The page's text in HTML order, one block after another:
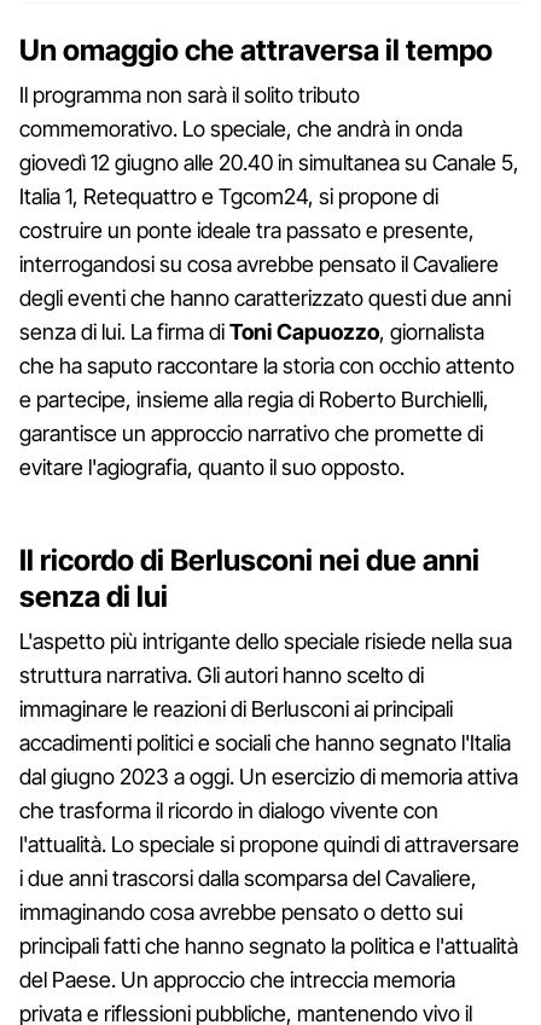
Un omaggio che attraversa il tempo
Il programma non sarà il solito tributo
commemorativo. Lo speciale, che andrà in onda
giovedì 12 giugno alle 20.40 in simultanea su Canale 5,
Italia 1, Retequattro e Tgcom24, si propone di
costruire un ponte ideale tra passato e presente,
interrogandosi su cosa avrebbe pensato il Cavaliere
degli eventi che hanno caratterizzato questi due anni
senza di lui. La firma diToniCapuozzo, giornalista
che ha saputo raccontare la storia con occhio attento
e partecipe, insieme alla regia di Roberto Burchielli,
garantisce un approccio narrativo che promette di
evitare l'agiografia, quanto il suo opposto.
Il ricordo di Berlusconi nei due anni
senza di lui
L'aspetto più intrigante dello speciale risiede nella sua
struttura narrativa. Gli autori hanno scelto di
immaginare le reazioni di Berlusconi ai principali
accadimenti politici e sociali che hanno segnato l'Italia
dal giugno 2023 a oggi. Un esercizio di memoria attiva
che trasforma il ricordo in dialogo vivente con
l'attualità. Lo speciale si propone quindi di attraversare
i due anni trascorsi dalla scomparsa del Cavaliere,
immaginando cosa avrebbe pensato o detto sui
principali fatti che hanno segnato la politica e l'attualità
del Paese. Un approccio che intreccia memoria
privata e riflessioni pubbliche, mantenendo vivo il